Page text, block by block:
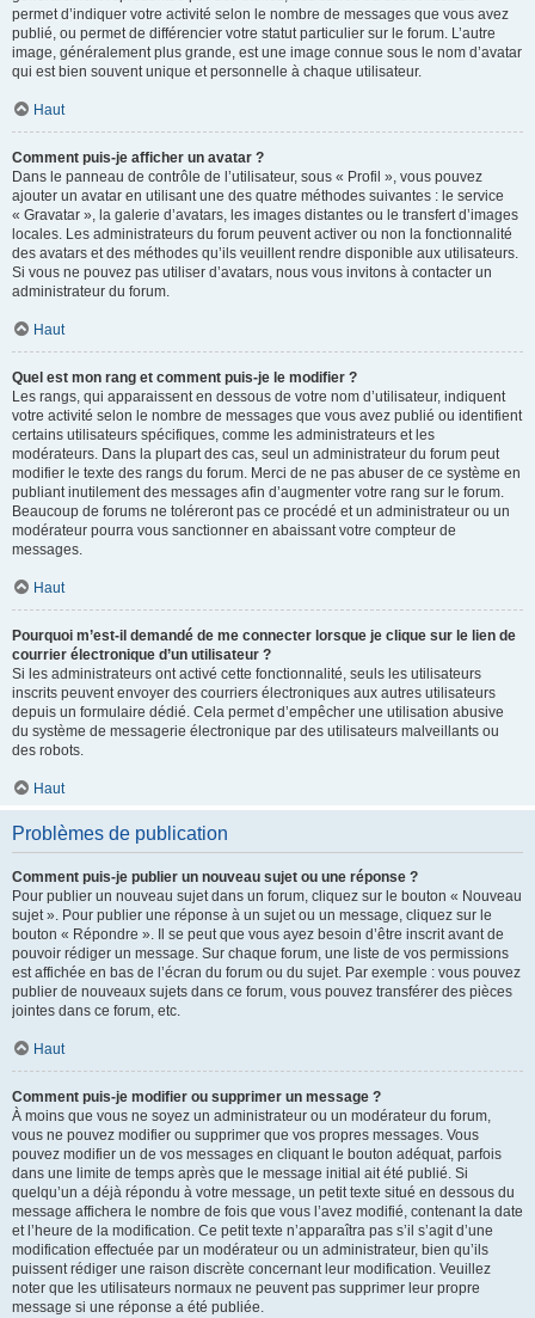
permet d’indiquer votre activité selon le nombre de messages que vous avez
publié, ou permet de différencier votre statut particulier sur le forum. L’autre
image, généralement plus grande, est une image connue sous le nom d’avatar
qui est bien souvent unique et personnelle à chaque utilisateur.
Haut
Comment puis-je afficher un avatar ?
Dans le panneau de contrôle de l’utilisateur, sous « Profil », vous pouvez
ajouter un avatar en utilisant une des quatre méthodes suivantes : le service
« Gravatar », la galerie d’avatars, les images distantes ou le transfert d’images
locales. Les administrateurs du forum peuvent activer ou non la fonctionnalité
des avatars et des méthodes qu’ils veuillent rendre disponible aux utilisateurs.
Si vous ne pouvez pas utiliser d’avatars, nous vous invitons à contacter un
administrateur du forum.
Haut
Quel est mon rang et comment puis-je le modifier ?
Les rangs, qui apparaissent en dessous de votre nom d’utilisateur, indiquent
votre activité selon le nombre de messages que vous avez publié ou identifient
certains utilisateurs spécifiques, comme les administrateurs et les
modérateurs. Dans la plupart des cas, seul un administrateur du forum peut
modifier le texte des rangs du forum. Merci de ne pas abuser de ce système en
publiant inutilement des messages afin d’augmenter votre rang sur le forum.
Beaucoup de forums ne toléreront pas ce procédé et un administrateur ou un
modérateur pourra vous sanctionner en abaissant votre compteur de
messages.
Haut
Pourquoi m’est-il demandé de me connecter lorsque je clique sur le lien de
courrier électronique d’un utilisateur ?
Si les administrateurs ont activé cette fonctionnalité, seuls les utilisateurs
inscrits peuvent envoyer des courriers électroniques aux autres utilisateurs
depuis un formulaire dédié. Cela permet d’empêcher une utilisation abusive
du système de messagerie électronique par des utilisateurs malveillants ou
des robots.
Haut
Problèmes de publication
Comment puis-je publier un nouveau sujet ou une réponse ?
Pour publier un nouveau sujet dans un forum, cliquez sur le bouton « Nouveau
sujet ». Pour publier une réponse à un sujet ou un message, cliquez sur le
bouton « Répondre ». Il se peut que vous ayez besoin d’être inscrit avant de
pouvoir rédiger un message. Sur chaque forum, une liste de vos permissions
est affichée en bas de l’écran du forum ou du sujet. Par exemple : vous pouvez
publier de nouveaux sujets dans ce forum, vous pouvez transférer des pièces
jointes dans ce forum, etc.
Haut
Comment puis-je modifier ou supprimer un message ?
À moins que vous ne soyez un administrateur ou un modérateur du forum,
vous ne pouvez modifier ou supprimer que vos propres messages. Vous
pouvez modifier un de vos messages en cliquant le bouton adéquat, parfois
dans une limite de temps après que le message initial ait été publié. Si
quelqu’un a déjà répondu à votre message, un petit texte situé en dessous du
message affichera le nombre de fois que vous l’avez modifié, contenant la date
et l’heure de la modification. Ce petit texte n’apparaîtra pas s’il s’agit d’une
modification effectuée par un modérateur ou un administrateur, bien qu’ils
puissent rédiger une raison discrète concernant leur modification. Veuillez
noter que les utilisateurs normaux ne peuvent pas supprimer leur propre
message si une réponse a été publiée.